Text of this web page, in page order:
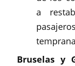
a
Bruselas y